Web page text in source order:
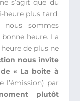
s’agit que du
heure plus tard,
nous sommes
heure. La
de plus ne
nous invite
« La boite à
l’émission) par
plutôt